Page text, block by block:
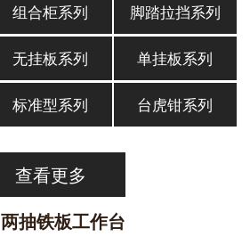
组合柜系列 脚踏拉挡系列
无挂板系列 单挂板系列
标准型系列 台虎钳系列
查看更多
两抽铁板工作台